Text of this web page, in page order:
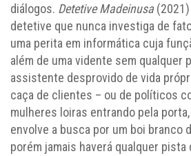
diálogos. Detetive Madeinusa(2021)
detetive que nunca investiga de
uma perita em informática cuja
além de uma vidente sem qualquer
assistente desprovido de vida
caça de clientes – ou de políticos
mulheres loiras entrando pela
envolve a busca por um boi branco
porém jamais haverá qualquer pista